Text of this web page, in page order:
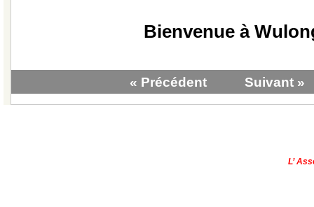
Bienvenue à
« Précédent Suivant »
L’